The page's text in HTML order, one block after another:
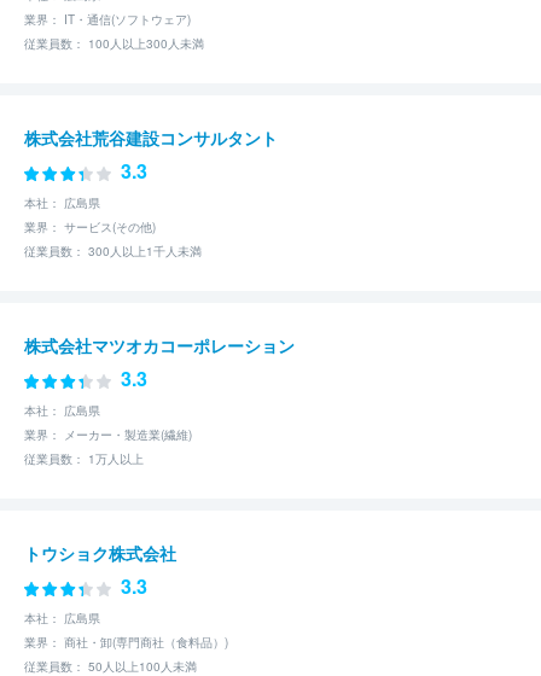
業界： IT・通信(ソフトウェア)
従業員数： 100人以上300人未満
株式会社荒谷建設コンサルタント
3.3
本社： 広島県
業界： サービス(その他)
従業員数： 300人以上1千人未満
株式会社マツオカコーポレーション
3.3
本社： 広島県
業界： メーカー・製造業(繊維)
従業員数： 1万人以上
トウショク株式会社
3.3
本社： 広島県
業界： 商社・卸(専門商社（食料品）)
従業員数： 50人以上100人未満